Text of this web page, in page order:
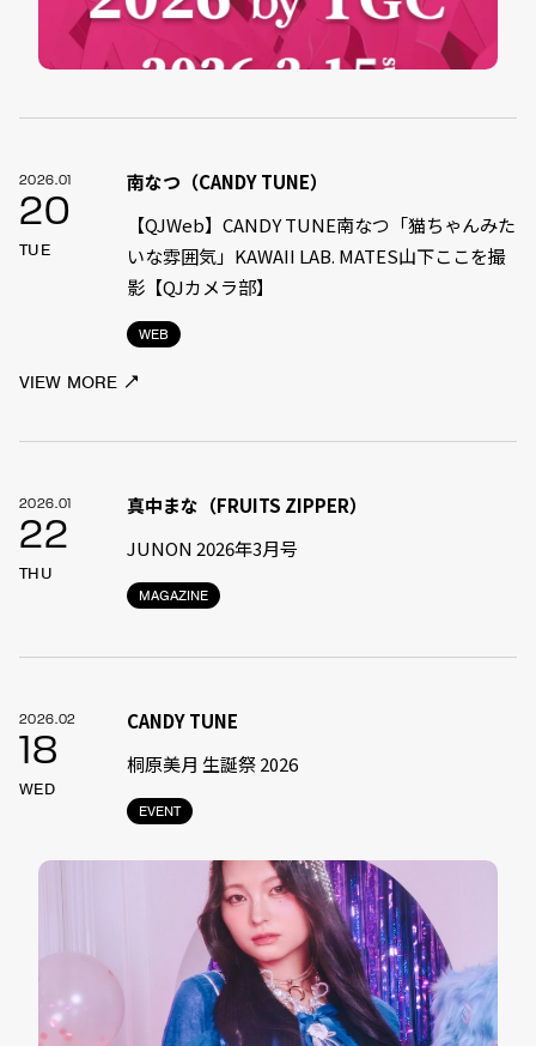
2026.01
20
TUE
WEB
南なつ（CANDY TUNE）
【QJWeb】CANDY TUNE南なつ「猫ちゃんみた
いな雰囲気」KAWAII LAB. MATES山下ここを撮
影【QJカメラ部】
VIEW MORE
2026.01
22
THU
MAGAZINE
真中まな（FRUITS ZIPPER）
JUNON 2026年3月号
2026.02
18
WED
EVENT
CANDY TUNE
桐原美月 生誕祭 2026